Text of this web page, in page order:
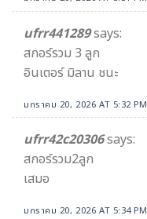
ufrr441289says:
สกอร์รวม 3 ลูก
อินเตอร์ มิลาน ชนะ
มกราคม 20, 2026 AT 5:32 PM
ufrr42c20306says:
สกอร์รวม2ลูก
เสมอ
มกราคม 20, 2026 AT 5:34 PM